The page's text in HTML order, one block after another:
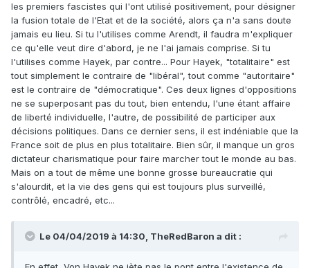
les premiers fascistes qui l'ont utilisé positivement, pour désigner
la fusion totale de l'Etat et de la société, alors ça n'a sans doute
jamais eu lieu. Si tu l'utilises comme Arendt, il faudra m'expliquer
ce qu'elle veut dire d'abord, je ne l'ai jamais comprise. Si tu
l'utilises comme Hayek, par contre... Pour Hayek, "totalitaire" est
tout simplement le contraire de "libéral", tout comme "autoritaire"
est le contraire de "démocratique". Ces deux lignes d'oppositions
ne se superposant pas du tout, bien entendu, l'une étant affaire
de liberté individuelle, l'autre, de possibilité de participer aux
décisions politiques. Dans ce dernier sens, il est indéniable que la
France soit de plus en plus totalitaire. Bien sûr, il manque un gros
dictateur charismatique pour faire marcher tout le monde au bas.
Mais on a tout de même une bonne grosse bureaucratie qui
s'alourdit, et la vie des gens qui est toujours plus surveillé,
contrôlé, encadré, etc...
Le 04/04/2019 à 14:30, TheRedBaron a dit :